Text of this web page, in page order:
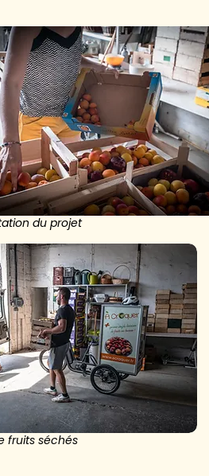
du projet
fruits séchés